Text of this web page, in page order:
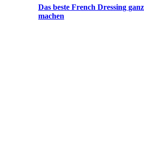
Das beste French Dressing
machen